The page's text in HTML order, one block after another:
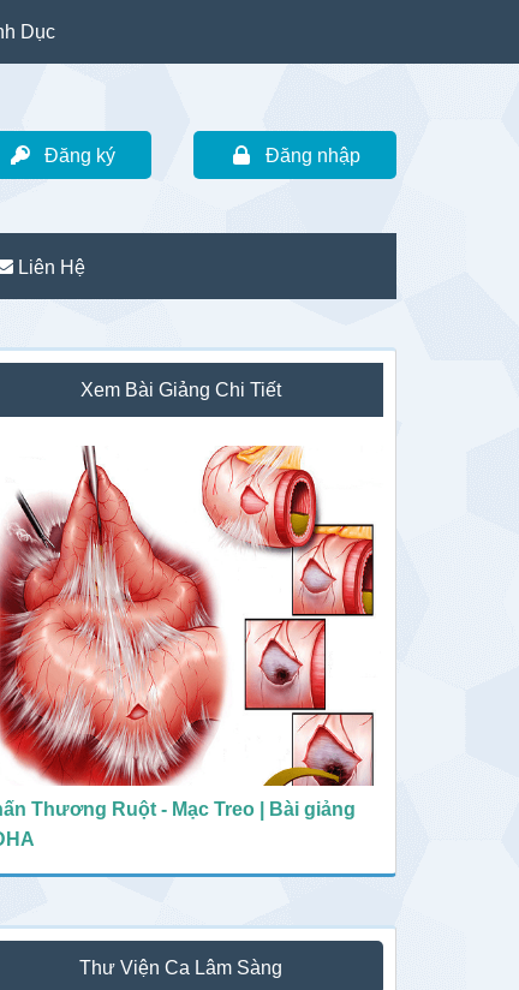
Dục
Đăng ký Đăng nhập
Liên Hệ
Xem Bài Giảng Chi Tiết
Thương Ruột - Mạc Treo | Bài giảng
Thư Viện Ca Lâm Sàng